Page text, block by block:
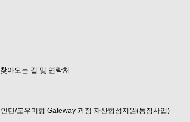
찾아오는 길 및 연락처
인턴/도우미형 Gateway 과정 자산형성지원(통장사업)